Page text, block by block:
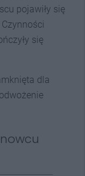
pojawiły się
się
dla